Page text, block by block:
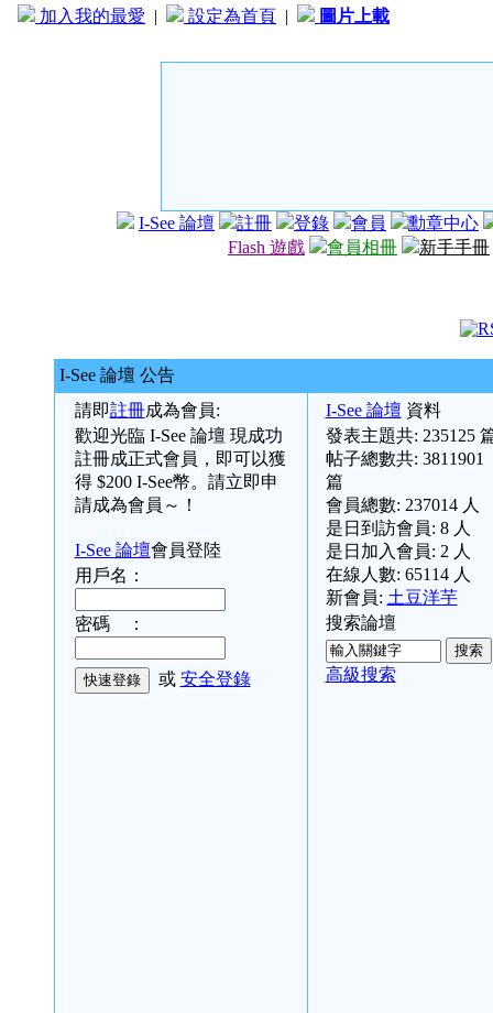
加入我的最愛 | 設定為首頁 | 圖片上載
I-See 論壇 註冊 登錄 會員
勳章中心
Flash 遊戲
會員相冊 新手手冊
I-See 論壇 公告
請即註冊成為會員:
歡迎光臨 I-See 論壇 現成功
註冊成正式會員，即可以獲
得 $200 I-See幣。請立即申
請成為會員～！
I-See 論壇會員登陸
用戶名：
密碼 ：
或 安全登錄
I-See 論壇 資料
發表主題共: 235125
帖子總數共: 3811901
篇
會員總數: 237014人
是日到訪會員: 8人
是日加入會員: 2 人
在線人數: 65114人
新會員: 土豆洋芋
搜索論壇
高級搜索